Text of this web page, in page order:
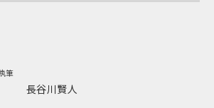
筆
長谷川賢人